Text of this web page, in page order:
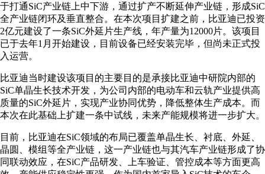
于打通SiC产业链上中下游，通过扩产不断延伸产业链，形成SiC
全产业链闭环及垂直整合。在本次项目扩建之前，比亚迪已投资
2亿元建设了一条SiC外延片生产线，年产量为12000片。该项目
已于去年1月开始建设，目前设备已经安装完毕，但尚未正式投
入运营。
比亚迪当时建设该项目的主要目的是承接比亚迪中研院内部的
SiC单晶生长技术开发，为公司内部的电动车和云轨产业提供高
质量的SiC外延片，实现产业协同优势，降低整体生产成本。而
本次在此基础上扩建一条中试线，未来产能规模将进一步扩大。
目前，比亚迪在SiC领域的布局已覆盖单晶生长、衬底、外延、
晶圆、模组等全产业链，这一产业链也与其汽车产业链形成了协
同联动效应，在SiC产品研发、上车验证、管控成本等方面更高